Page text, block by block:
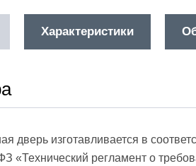
Характеристики
дверь изготавливается в
«Технический регламент о